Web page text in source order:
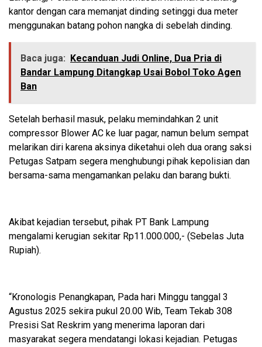
kantor dengan cara memanjat dinding setinggi dua meter
menggunakan batang pohon nangka di sebelah dinding.
Baca juga:
Kecanduan Judi Online, Dua Pria di
Bandar Lampung Ditangkap Usai Bobol Toko Agen
Ban
Setelah berhasil masuk, pelaku memindahkan 2 unit
compressor Blower AC ke luar pagar, namun belum sempat
melarikan diri karena aksinya diketahui oleh dua orang saksi
Petugas Satpam segera menghubungi pihak kepolisian dan
bersama-sama mengamankan pelaku dan barang bukti.
Akibat kejadian tersebut, pihak PT Bank Lampung
mengalami kerugian sekitar Rp11.000.000,- (Sebelas Juta
Rupiah).
“Kronologis Penangkapan, Pada hari Minggu tanggal 3
Agustus 2025 sekira pukul 20.00 Wib, Team Tekab 308
Presisi Sat Reskrim yang menerima laporan dari
masyarakat segera mendatangi lokasi kejadian. Petugas